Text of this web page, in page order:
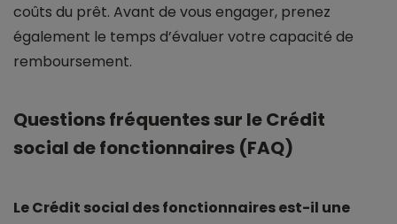
coûts du prêt. Avant de vous engager, prenez
également le temps d’évaluer votre capacité de
remboursement.
Questions fréquentes sur le Crédit
social de fonctionnaires (FAQ)
Le Crédit social des fonctionnaires est-il une